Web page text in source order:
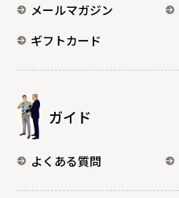
メールマガジン
ギフトカード
ガイド
よくある質問